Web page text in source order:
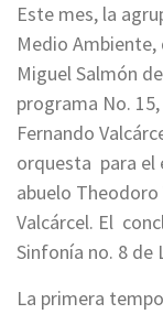
Este mes, la
Medio
Miguel Salmón
programa No.
Fernando
orquesta para el
abuelo Theodoro
Valcárcel. El
Sinfonía no. 8 de
La primera